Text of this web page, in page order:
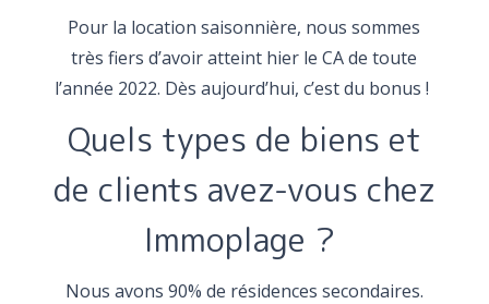
Pour la location saisonnière, nous sommes
très fiers d’avoir atteint hier le CA de toute
l’année 2022. Dès aujourd’hui, c’est du bonus !
Quels types de biens et
de clients avez-vous chez
Immoplage ?
Nous avons 90% de résidences secondaires.